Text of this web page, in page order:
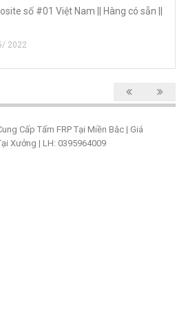
số #01 Việt Nam || Hàng có sẵn ||
2022
Cấp Tấm FRP Tại Miền Bắc | Giá
Xưởng | LH: 0395964009